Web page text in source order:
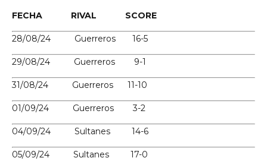
FECHA RIVAL SCORE
28/08/24 Guerreros 16-5
29/08/24 Guerreros 9-1
31/08/24 Guerreros 11-10
01/09/24 Guerreros 3-2
04/09/24 Sultanes 14-6
05/09/24 Sultanes 17-0